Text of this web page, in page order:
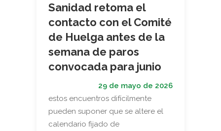
Sanidad retoma el
contacto con el Comité
de Huelga antes de la
semana de paros
convocada para junio
29 de mayo de 2026
estos encuentros difícilmente
pueden suponer que se altere el
calendario fijado de